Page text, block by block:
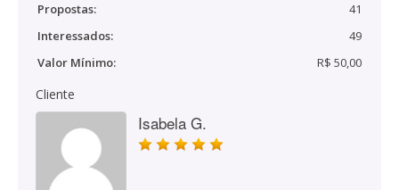
Propostas:
41
Interessados:
49
Valor Mínimo:
R$ 50,00
Cliente
Isabela G.